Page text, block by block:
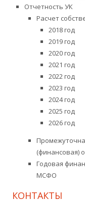
Отчетность УК
Расчет
2018 год
2019 год
2020 год
2021 год
2022 год
2023 год
2024 год
2025 год
2026 год
(финансовая)
Годовая
МСФО
КОНТАКТЫ